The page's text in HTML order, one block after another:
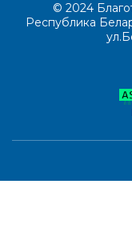
© 2024
Республика